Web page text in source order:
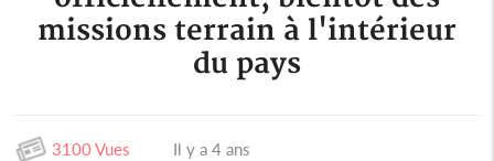
missions terrain à l'intérieur
du pays
3100 Vues Il y a 4 ans